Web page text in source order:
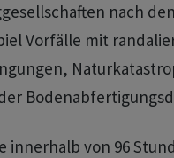
nach
Vorfälle mit
innerhalb von 96